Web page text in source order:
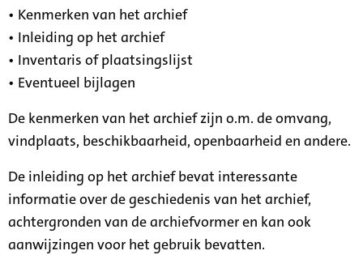
• Kenmerken van het archief
• Inleiding op het archief
• Inventaris of plaatsingslijst
• Eventueel bijlagen
De kenmerken van het archief zijn o.m. de omvang,
vindplaats, beschikbaarheid, openbaarheid en andere.
De inleiding op het archief bevat interessante
informatie over de geschiedenis van het archief,
achtergronden van de archiefvormer en kan ook
aanwijzingen voor het gebruik bevatten.